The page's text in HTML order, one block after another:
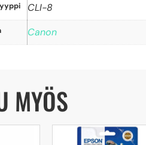
CLI-8
Canon
MYÖS